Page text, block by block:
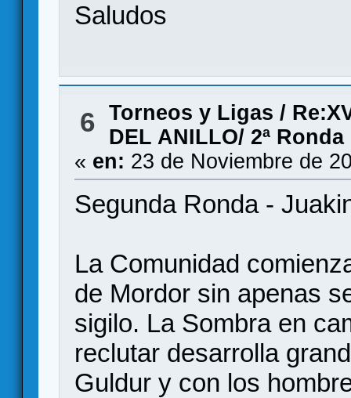
Saludos
6 Torneos y Ligas /
DEL ANILLO/ 2ª Ronda
« en: 23 de Noviembre de
Segunda Ronda -
La Comunidad
de Mordor sin apenas
sigilo. La Sombra en
reclutar desarrolla
Guldur y con los